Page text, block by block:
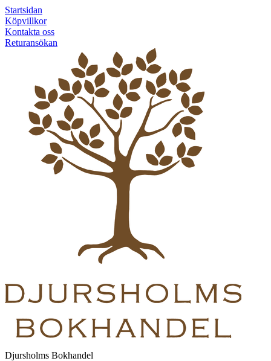
Startsidan
Köpvillkor
Kontakta oss
Returansökan
Djursholms Bokhandel